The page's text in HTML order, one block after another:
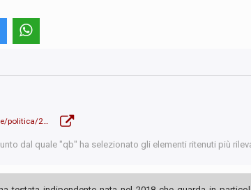
www.ansa.it/sito/notizie/politica/2020/06/12/conte-apre-gli-stati-generali-progettiamo-il-rilancio-_df851222-b19f-4864-88f3-f70ebb9ce788.html
dal quale "qb" ha selezionato gli elementi ritenuti più